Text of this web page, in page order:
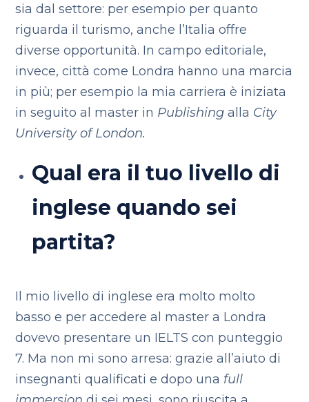
sia dal settore: per esempio per quanto
riguarda il turismo, anche l’Italia offre
diverse opportunità. In campo editoriale,
invece, città come Londra hanno una marcia
in più; per esempio la mia carriera è iniziata
in seguito al master in Publishing alla City
University of London.
Qual era il tuo livello di
inglese quando sei
partita?
Il mio livello di inglese era molto molto
basso e per accedere al master a Londra
dovevo presentare un IELTS con punteggio
7. Ma non mi sono arresa: grazie all’aiuto di
insegnanti qualificati e dopo una full